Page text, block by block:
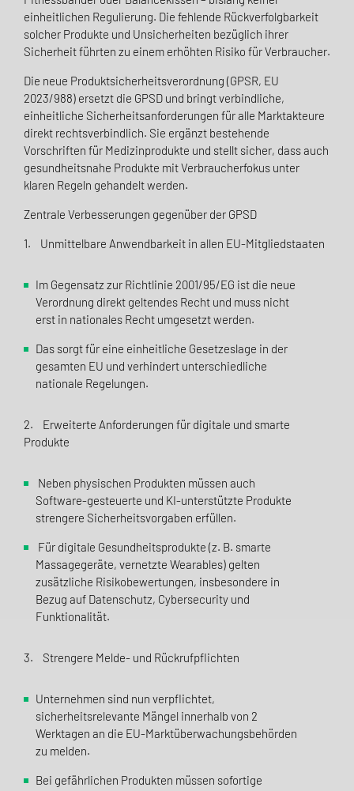
einheitlichen Regulierung. Die fehlende Rückverfolgbarkeit
solcher Produkte und Unsicherheiten bezüglich ihrer
Sicherheit führten zu einem erhöhten Risiko für Verbraucher.
Die neue Produktsicherheitsverordnung (GPSR, EU
2023/988) ersetzt die GPSD und bringt verbindliche,
einheitliche Sicherheitsanforderungen für alle Marktakteure
direkt rechtsverbindlich. Sie ergänzt bestehende
Vorschriften für Medizinprodukte und stellt sicher, dass auch
gesundheitsnahe Produkte mit Verbraucherfokus unter
klaren Regeln gehandelt werden.
Zentrale Verbesserungen gegenüber der GPSD
1. Unmittelbare Anwendbarkeit in allen EU-Mitgliedstaaten
Im Gegensatz zur Richtlinie 2001/95/EG ist die neue
Verordnung direkt geltendes Recht und muss nicht
erst in nationales Recht umgesetzt werden.
Das sorgt für eine einheitliche Gesetzeslage in der
gesamten EU und verhindert unterschiedliche
nationale Regelungen.
2. Erweiterte Anforderungen für digitale und smarte
Produkte
Neben physischen Produkten müssen auch
Software-gesteuerte und KI-unterstützte Produkte
strengere Sicherheitsvorgaben erfüllen.
Für digitale Gesundheitsprodukte (z. B. smarte
Massagegeräte, vernetzte Wearables) gelten
zusätzliche Risikobewertungen, insbesondere in
Bezug auf Datenschutz, Cybersecurity und
Funktionalität.
3. Strengere Melde- und Rückrufpflichten
Unternehmen sind nun verpflichtet,
sicherheitsrelevante Mängel innerhalb von 2
Werktagen an die EU-Marktüberwachungsbehörden
zu melden.
Bei gefährlichen Produkten müssen sofortige